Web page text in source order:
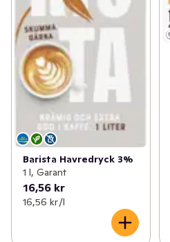
Barista Havredryck 3%
1 l, Garant
16,56 kr
16,56 kr /l